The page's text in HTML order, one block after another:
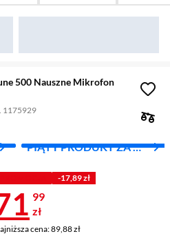
500 Nauszne Mikrofon
1175929
PIĄTY PRODUKT ZA 1
-17,89 zł
71,99
99
zł
cena: 89,88 zł
cena:89,88 zł